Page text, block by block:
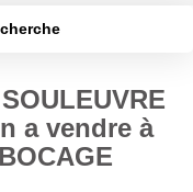
a vendre à